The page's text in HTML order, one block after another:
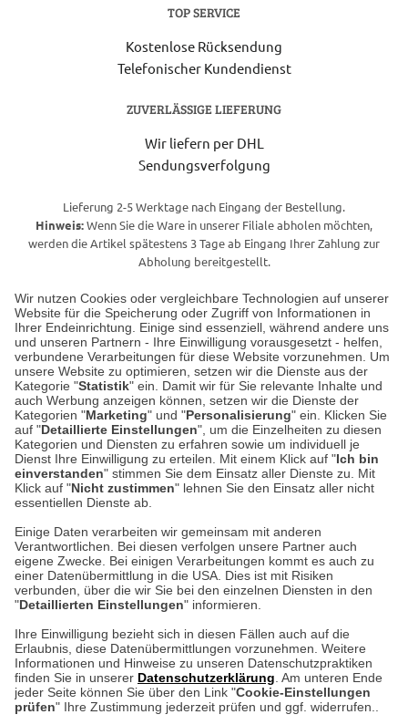
Wir nutzen Cookies oder vergleichbare Technologien auf unserer
Website für die Speicherung oder Zugriff von Informationen in
Ihrer Endeinrichtung. Einige sind essenziell, während andere uns
und unseren Partnern - Ihre Einwilligung vorausgesetzt - helfen,
verbundene Verarbeitungen für diese Website vorzunehmen. Um
unsere Website zu optimieren, setzen wir die Dienste aus der
Kategorie "Statistik" ein. Damit wir für Sie relevante Inhalte und
auch Werbung anzeigen können, setzen wir die Dienste der
Kategorien "Marketing" und "Personalisierung" ein. Klicken Sie
auf "Detaillierte Einstellungen", um die Einzelheiten zu diesen
Kategorien und Diensten zu erfahren sowie um individuell je
Dienst Ihre Einwilligung zu erteilen. Mit einem Klick auf "Ich bin
einverstanden" stimmen Sie dem Einsatz aller Dienste zu. Mit
Klick auf "Nicht zustimmen" lehnen Sie den Einsatz aller nicht
essentiellen Dienste ab.
Einige Daten verarbeiten wir gemeinsam mit anderen
Verantwortlichen. Bei diesen verfolgen unsere Partner auch
eigene Zwecke. Bei einigen Verarbeitungen kommt es auch zu
einer Datenübermittlung in die USA. Dies ist mit Risiken
verbunden, über die wir Sie bei den einzelnen Diensten in den
"Detaillierten Einstellungen" informieren.
Ihre Einwilligung bezieht sich in diesen Fällen auch auf die
Erlaubnis, diese Datenübermittlungen vorzunehmen. Weitere
Informationen und Hinweise zu unseren Datenschutzpraktiken
finden Sie in unserer Datenschutzerklärung . Am unteren Ende
jeder Seite können Sie über den Link "Cookie-Einstellungen
prüfen" Ihre Zustimmung jederzeit prüfen und ggf. widerrufen..
TOP SERVICE
Kostenlose Rücksendung
Telefonischer Kundendienst
ZUVERLÄSSIGE LIEFERUNG
Wir liefern per DHL
Sendungsverfolgung
Lieferung 2-5 Werktage nach Eingang der Bestellung.
Hinweis:Wenn Sie die Ware in unserer Filiale abholen möchten,
werden die Artikel spätestens 3 Tage ab Eingang Ihrer Zahlung zur
Abholung bereitgestellt.
Unser Geschäft in Meckenheim
Auf dem Steinbüchel 6
53340 Meckenheim
Montag bis Samstag 9:00 Uhr bis 18:00 Uhr
weitere Information
Hier finden Sie uns im Netz
Kontakt
Umwelt und Entsorgung
Zur Echtheit von Bewertungen
Hinweisgeber-Schutzgesetz
Barrierefreiheit unserer Website
Cookie-Einstellungen in Ihrem Browser
ACHTUNG!
Ihr Browser speichert aktuell keine Cookies!
Leider können Sie in diesem Fall unseren Online-Shop